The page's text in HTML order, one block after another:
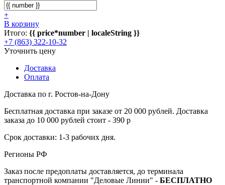
+
В корзину
Итого: {{ price*number | localeString }}
+7 (863) 322-10-32
Уточнить цену
Доставка
Оплата
Доставка по г. Ростов-на-Дону
Бесплатная доставка при заказе от 20 000 рублей. Доставка
заказа до 10 000 рублей стоит - 390 р
Срок доставки: 1-3 рабочих дня.
Регионы РФ
Заказ после предоплаты доставляется, до терминала
транспортной компании "Деловые Линии" - БЕСПЛАТНО